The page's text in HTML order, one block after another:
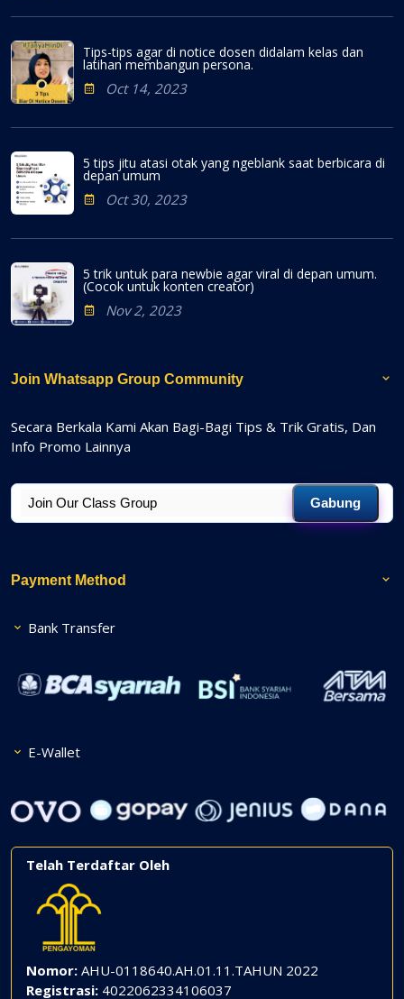
Tips-tips agar di notice dosen didalam kelas dan
latihan membangun persona.
Oct 14, 2023
5 tips jitu atasi otak yang ngeblank saat berbicara di
depan umum
Oct 30, 2023
5 trik untuk para newbie agar viral di depan umum.
(Cocok untuk konten creator)
Nov 2, 2023
Join Whatsapp Group Community
Secara Berkala Kami Akan Bagi-Bagi Tips & Trik Gratis, Dan
Info Promo Lainnya
Gabung
Payment Method
Bank Transfer
E-Wallet
Telah Terdaftar Oleh
Nomor: AHU-0118640.AH.01.11.TAHUN 2022
Registrasi: 4022062334106037